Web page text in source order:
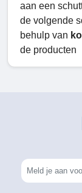
aan een
de volgende
behulp van
de producten